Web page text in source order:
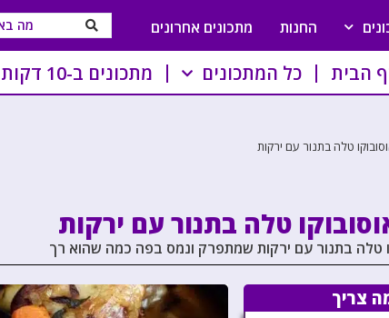
החנות מתכונים אחרונים
הבית כל המתכונים מתכונים ב-10 דקות
טלה בתנור עם ירקות
טלה בתנור עם ירקות
טלה בתנור עם ירקות שמתפרק ונמס בפה כמה שהוא רך
צריך